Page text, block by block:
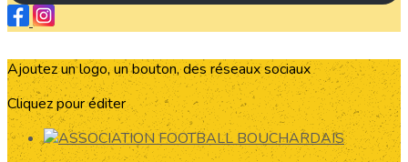
Ajoutez un logo, un bouton, des réseaux sociaux
Cliquez pour éditer